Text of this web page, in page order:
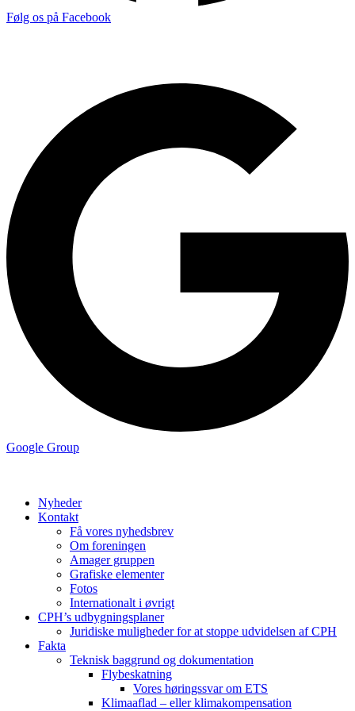
Følg os på Facebook
Google Group
Nyheder
Kontakt
Få vores nyhedsbrev
Om foreningen
Amager gruppen
Grafiske elementer
Fotos
Internationalt i øvrigt
CPH’s udbygningsplaner
Juridiske muligheder for at stoppe udvidelsen af CPH
Fakta
Teknisk baggrund og dokumentation
Flybeskatning
Vores høringssvar om ETS
Klimaaflad – eller klimakompensation